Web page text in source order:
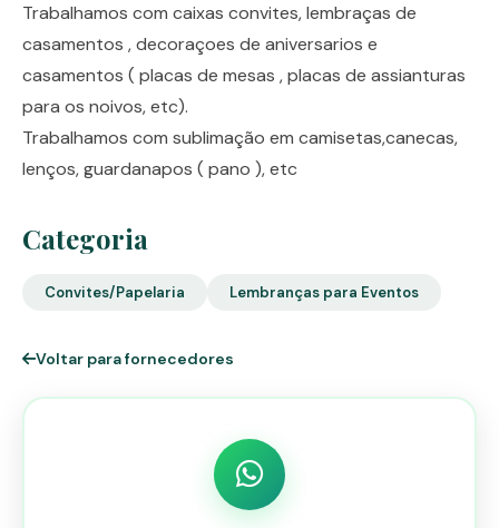
Trabalhamos com caixas convites, lembraças de
casamentos , decoraçoes de aniversarios e
casamentos ( placas de mesas , placas de assianturas
para os noivos, etc).
Trabalhamos com sublimação em camisetas,canecas,
lenços, guardanapos ( pano ), etc
Categoria
Convites/Papelaria Lembranças para Eventos
Voltar para fornecedores